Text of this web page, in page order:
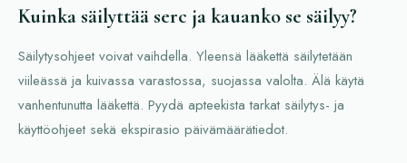
Kuinka säilyttää serc ja kauanko se säilyy?
Säilytysohjeet voivat vaihdella. Yleensä lääkettä säilytetään
viileässä ja kuivassa varastossa, suojassa valolta. Älä käytä
vanhentunutta lääkettä. Pyydä apteekista tarkat säilytys- ja
käyttöohjeet sekä ekspirasio päivämäärätiedot.